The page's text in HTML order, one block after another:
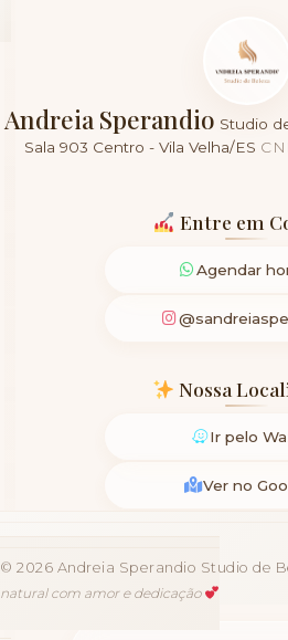
Andreia Sperandio Studio
Sala 903 Centro - Vila Velha/ES
Entre em
Agendar
Nossa
Ir pelo
Ver no
© 2026 Andreia Sperandio Studio de
natural com amor e dedicação